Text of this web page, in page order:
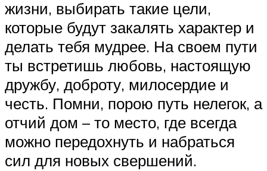
жизни, выбирать такие цели,
которые будут закалять характер и
делать тебя мудрее. На своем пути
ты встретишь любовь, настоящую
дружбу, доброту, милосердие и
честь. Помни, порою путь нелегок, а
отчий дом – то место, где всегда
можно передохнуть и набраться
сил для новых свершений.